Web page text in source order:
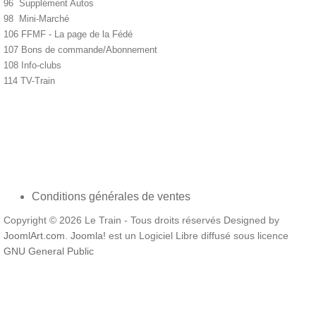
96 Supplément Autos
98 Mini-Marché
106 FFMF - La page de la Fédé
107 Bons de commande/Abonnement
108 Info-clubs
114 TV-Train
Conditions générales de ventes
Copyright © 2026 Le Train - Tous droits réservés Designed by
JoomlArt.com. Joomla! est un Logiciel Libre diffusé sous licence
GNU General Public